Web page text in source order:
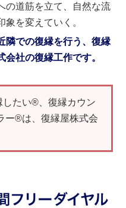
の道筋を立て、自然な流
を変えていく。
隣での復縁を行う、復縁
社の復縁工作です。
たい®、復縁カウン
ー®は、復縁屋株式会